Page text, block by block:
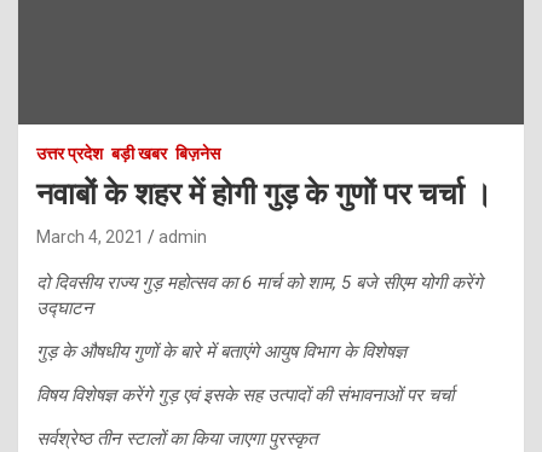
उत्तर प्रदेश बड़ी खबर बिज़नेस
नवाबों के शहर में होगी गुड़ के गुणों पर चर्चा ।
March 4, 2021 admin
दो दिवसीय राज्य गुड़ महोत्सव का 6 मार्च को शाम, 5 बजे सीएम योगी करेंगे
उद्घाटन
गुड़ के औषधीय गुणों के बारे में बताएंगे आयुष विभाग के विशेषज्ञ
विषय विशेषज्ञ करेंगे गुड़ एवं इसके सह उत्पादों की संभावनाओं पर चर्चा
सर्वश्रेष्ठ तीन स्टालों का किया जाएगा पुरस्कृत